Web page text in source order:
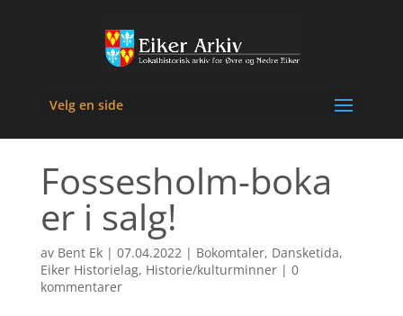
Velg en side
Fossesholm-boka
er i salg!
av Bent Ek| 07.04.2022| Bokomtaler, Dansketida,
Eiker Historielag, Historie/kulturminner| 0
kommentarer